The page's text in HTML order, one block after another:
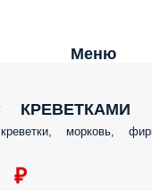
Меню
морковь,